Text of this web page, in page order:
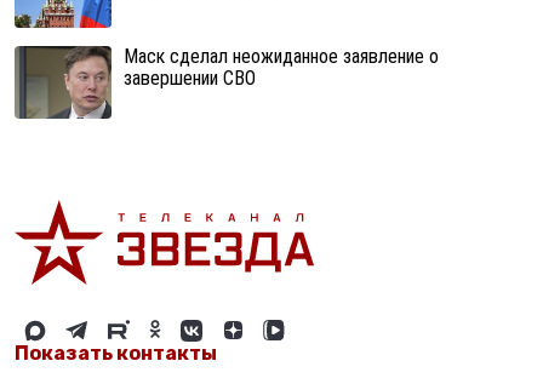
Маск сделал неожиданное заявление о
завершении СВО
Показать контакты